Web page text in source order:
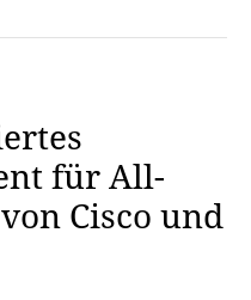
für All-
Cisco und